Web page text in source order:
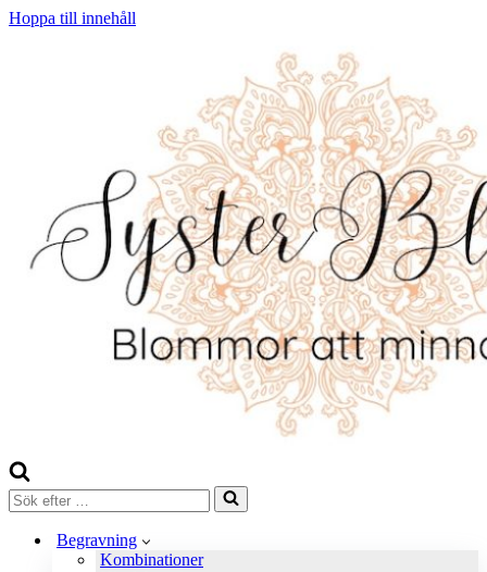
Hoppa till innehåll
Sök
efter
Begravning
Kombinationer